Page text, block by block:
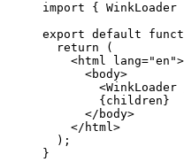
import {
export default
return (
<html lang="en ">
<body>
<WinkLoader
{ children }
</ body>
</ html>
);
}